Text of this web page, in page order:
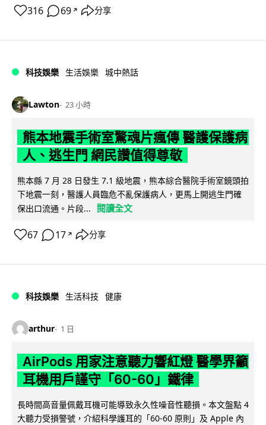
316 69 ↗ 分享
科技娛樂 生活娛樂 城中熱話
Lawton 23 小時
熊本地震手術室驚魂片瘋傳 醫護保護病
人、逃生門 網民讚值得尊敬
熊本縣 7 月 28 日發生 7.1 級地震，熊本綜合醫院手術室鏡頭拍
下地震一刻，醫護人員臨危不亂保護病人，更馬上開逃生門確
保出口流通。片段...
閱讀全文
67 17 ↗ 分享
科技娛樂 生活科技 健康
arthur 1 日
AirPods 用家注意聽力響紅燈 醫學界籲
耳機用戶謹守「60-60」鐵律
長時間高音量佩戴耳機可能導致永久性噪音性聽損。本文盤點 4
大聽力受損警號，介紹科學護耳的「60-60 原則」及 Apple 內